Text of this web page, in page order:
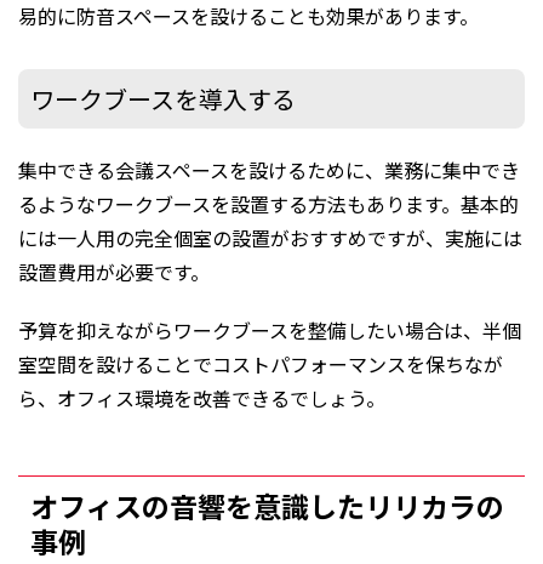
易的に防音スペースを設けることも効果があります。
ワークブースを導⼊する
集中できる会議スペースを設けるために、業務に集中でき
るようなワークブースを設置する方法もあります。基本的
には一人用の完全個室の設置がおすすめですが、実施には
設置費用が必要です。
予算を抑えながらワークブースを整備したい場合は、半個
室空間を設けることでコストパフォーマンスを保ちなが
ら、オフィス環境を改善できるでしょう。
オフィスの音響を意識したリリカラの
事例